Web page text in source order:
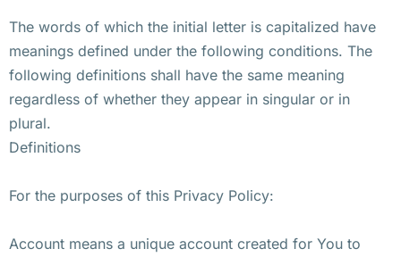
The words of which the initial letter is capitalized have
meanings defined under the following conditions. The
following definitions shall have the same meaning
regardless of whether they appear in singular or in
plural.
Definitions
For the purposes of this Privacy Policy:
Account means a unique account created for You to